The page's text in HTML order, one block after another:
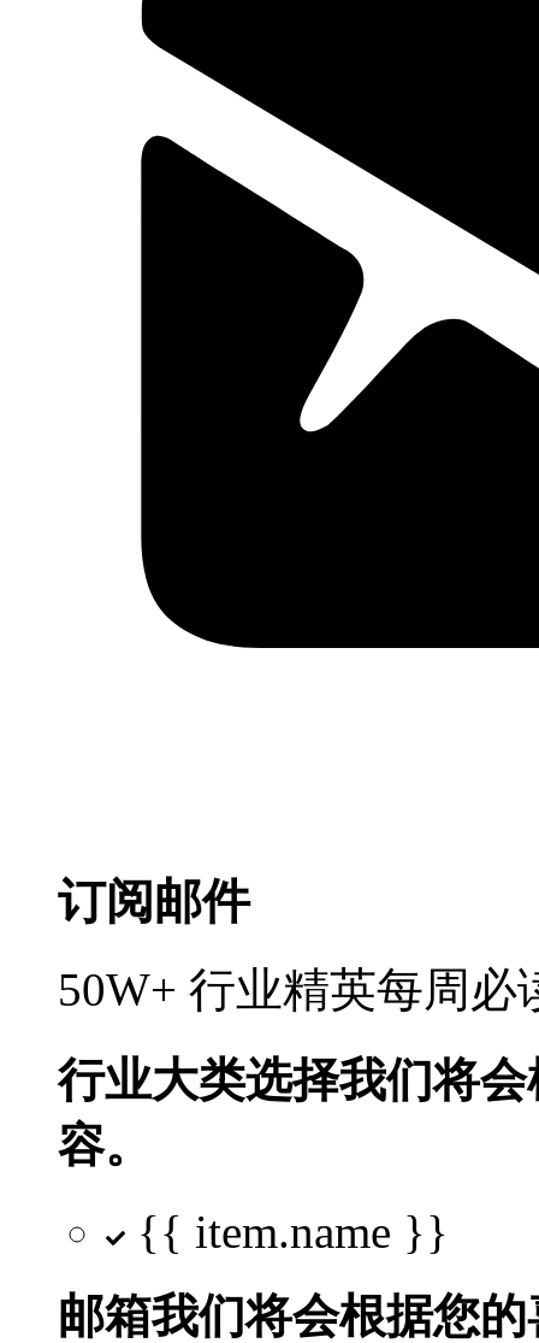
订阅邮件
50W+ 行业精英每周
行业大类选择我们将
容。
{{ item.name }}
邮箱我们将会根据您